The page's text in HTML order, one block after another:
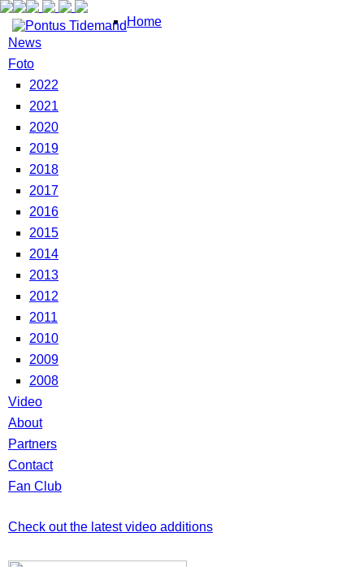
Home
News
Foto
2022
2021
2020
2019
2018
2017
2016
2015
2014
2013
2012
2011
2010
2009
2008
Video
About
Partners
Contact
Fan Club
Check out the latest video additions